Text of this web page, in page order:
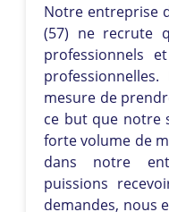
Notre entreprise
(57) ne recrute
professionnels
mesure de
ce but que notre
forte volume de
dans notre
puissions
demandes, nous